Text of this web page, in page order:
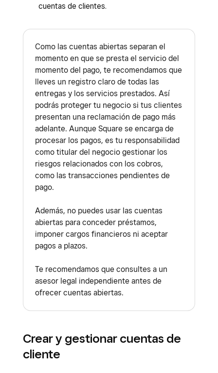
cuentas de clientes.
Como las cuentas abiertas separan el
momento en que se presta el servicio del
momento del pago, te recomendamos que
lleves un registro claro de todas las
entregas y los servicios prestados. Así
podrás proteger tu negocio si tus clientes
presentan una reclamación de pago más
adelante. Aunque Square se encarga de
procesar los pagos, es tu responsabilidad
como titular del negocio gestionar los
riesgos relacionados con los cobros,
como las transacciones pendientes de
pago.
Además, no puedes usar las cuentas
abiertas para conceder préstamos,
imponer cargos financieros ni aceptar
pagos a plazos.
Te recomendamos que consultes a un
asesor legal independiente antes de
ofrecer cuentas abiertas.
Crear y gestionar cuentas de
cliente